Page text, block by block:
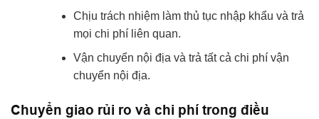
Chịu trách nhiệm làm thủ tục nhập khẩu và trả
mọi chi phí liên quan.
Vận chuyển nội địa và trả tất cả chi phí vận
chuyển nội địa.
Chuyển giao rủi ro và chi phí trong điều